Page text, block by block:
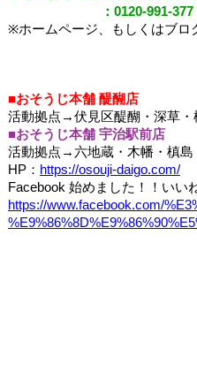
： 0120-991-377
※ホームページ、もしくはブロ
■おそうじ本舗 醍醐店
活動拠点 →伏見区醍醐・深草・
■おそうじ本舗 宇治駅前店
活動拠点 →六地蔵・木幡・槙島
HP： https://osouji-daigo.com/
Facebook 始めました！！いい
https://www.facebook.com/